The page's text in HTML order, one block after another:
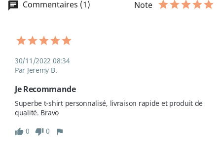
Commentaires (1) Note
30/11/2022 08:34
Par Jeremy B.
Je Recommande
Superbe t-shirt personnalisé, livraison rapide et produit de
qualité. Bravo
0
0